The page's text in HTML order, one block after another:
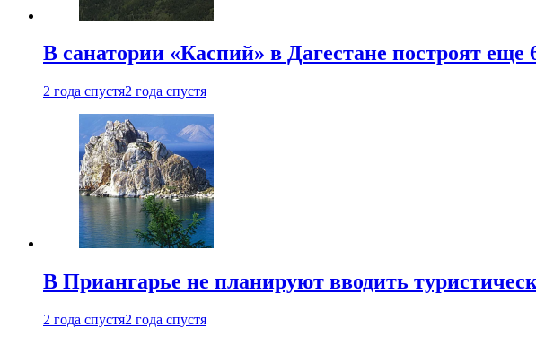
В санатории «Каспий» в Дагестане построят еще
2 года спустя2 года спустя
В Приангарье не планируют вводить
2 года спустя2 года спустя